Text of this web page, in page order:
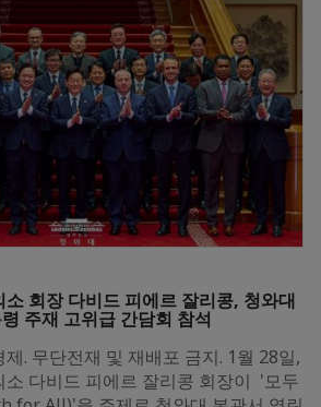
회장 다비드 피에르 잘리콩, 청와대
주재 고위급 간담회 참석
. 무단전재 및 재배포 금지. 1월 28일,
소 다비드 피에르 잘리콩 회장이 '모두